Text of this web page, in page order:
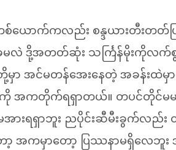
စ်ယောက်ကလည်း စန္ဒယားတီးတ
ဒို့အတတ်ဆုံး သင်္ကြန်မိုးကိုလက်စွမ်း
အင်မတန်အေးနေတဲ့ အခန်းထဲမှာ
ကို အကတိုက်ရရှာတယ်။ တပင်တိုင်မ
အားရရှာဘူး ညပိုင်းဆီမီးခွက်လ
ကမှာတော့ ပြဿနာမရှိလေဘူး အ